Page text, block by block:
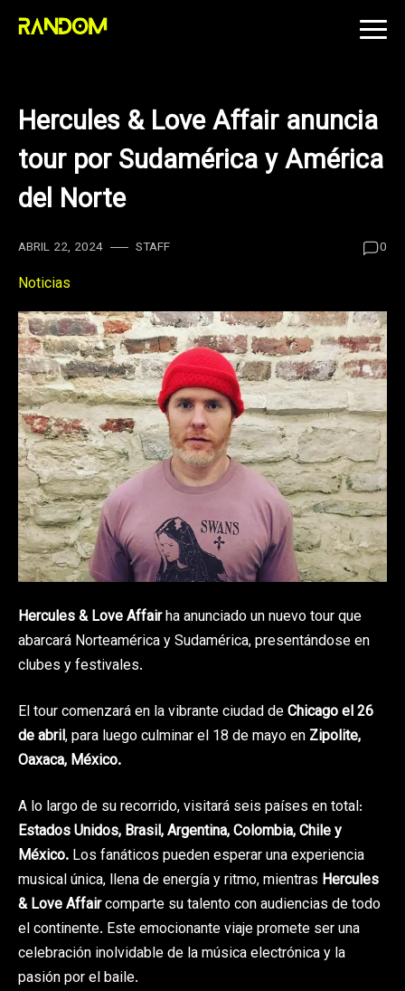
Skip
Hercules & Love Affair anuncia
tour por Sudamérica y América
del Norte
ABRIL 22, 2024 STAFF 0
Noticias
Hercules & Love Affairha anunciado un nuevo tour que
abarcará Norteamérica y Sudamérica, presentándose en
clubes y festivales.
El tour comenzará en la vibrante ciudad deChicagoel 26
de abril, para luego culminar el 18 de mayo en Zipolite,
Oaxaca, México.
A lo largo de su recorrido, visitará seis países en total:
Estados Unidos, Brasil, Argentina, Colombia, Chile y
México. Los fanáticos pueden esperar una experiencia
musical única, llena de energía y ritmo, mientras Hercules
& Love Affaircomparte su talento con audiencias de todo
el continente. Este emocionante viaje promete ser una
celebración inolvidable de la música electrónica y la
pasión por el baile.